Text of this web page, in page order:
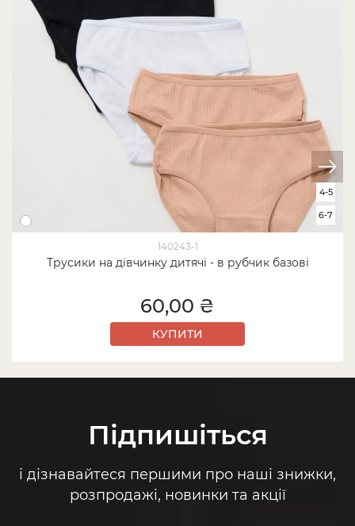
140243-1
Трусики на дівчинку дитячі - в рубчик базові
4-5
6-7
60,00 ₴
КУПИТИ
Підпишіться
і дізнавайтеся першими про наші знижки,
розпродажі, новинки та акції